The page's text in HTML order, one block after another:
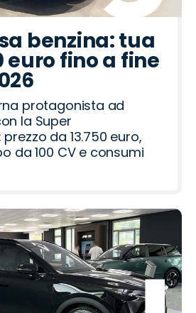
benzina: tua
euro fino a fine
protagonista ad
la Super
da 13.750 euro,
da 100 CV e consumi